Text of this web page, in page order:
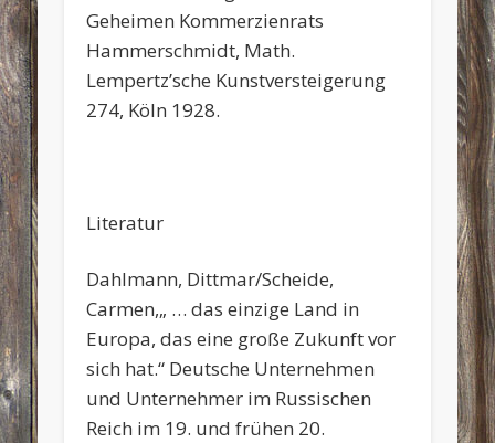
Geheimen Kommerzienrats
Hammerschmidt, Math.
Lempertz’sche Kunstversteigerung
274, Köln 1928.
Literatur
Dahlmann, Dittmar/Scheide,
Carmen,„ … das einzige Land in
Europa, das eine große Zukunft vor
sich hat.“ Deutsche Unternehmen
und Unternehmer im Russischen
Reich im 19. und frühen 20.